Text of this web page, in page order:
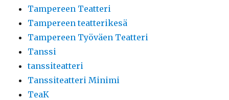
Tampereen Teatteri
Tampereen teatterikesä
Tampereen Työväen Teatteri
Tanssi
tanssiteatteri
Tanssiteatteri Minimi
TeaK